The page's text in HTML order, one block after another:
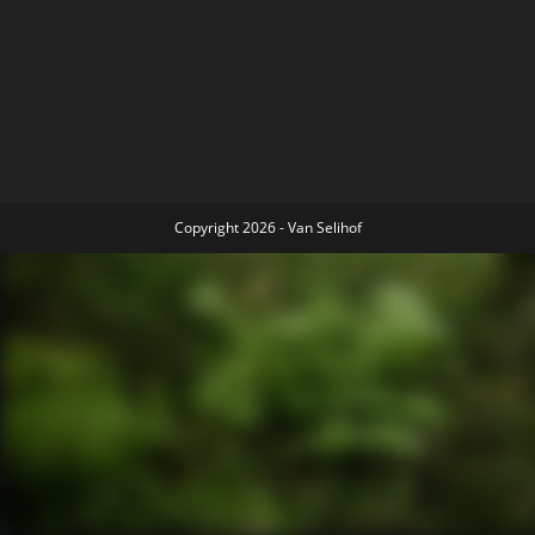
Copyright 2026 - Van Selihof